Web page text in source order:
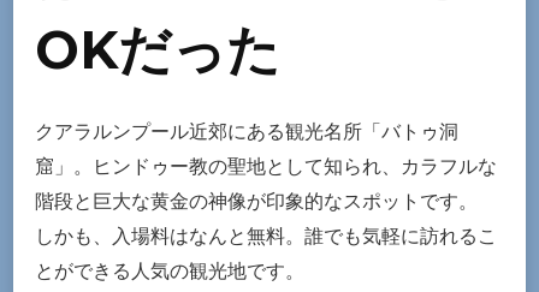
意
へ
の
OKだった
クアラルンプール近郊にある観光名所「バトゥ洞
窟」。ヒンドゥー教の聖地として知られ、カラフルな
階段と巨大な黄金の神像が印象的なスポットです。
しかも、入場料はなんと無料。誰でも気軽に訪れるこ
とができる人気の観光地です。